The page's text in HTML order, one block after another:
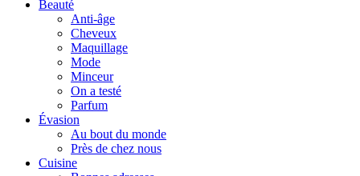
Beauté
Anti-âge
Cheveux
Maquillage
Mode
Minceur
On a testé
Parfum
Évasion
Au bout du monde
Près de chez nous
Cuisine